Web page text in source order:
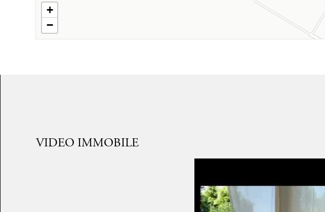
+
−
VIDEO IMMOBILE